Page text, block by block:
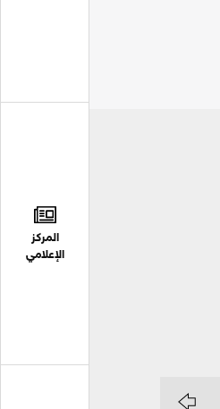
المركز
الإعلامي